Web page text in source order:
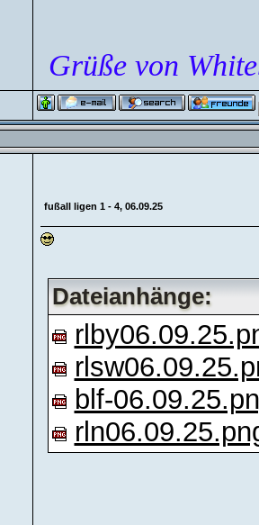
Grüße von
fußall ligen 1 - 4, 06.09.25
Dateianhänge:
blf-